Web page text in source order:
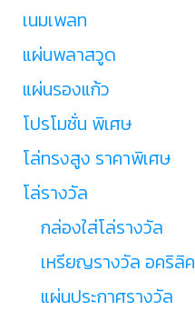
เนมเพลท
แผ่นพลาสวูด
แผ่นรองแก้ว
โปรโมชั่น พิเศษ
โล่ทรงสูง ราคาพิเศษ
โล่รางวัล
กล่องใส่โล่รางวัล
เหรียญรางวัล อคริลิค
แผ่นประกาศรางวัล